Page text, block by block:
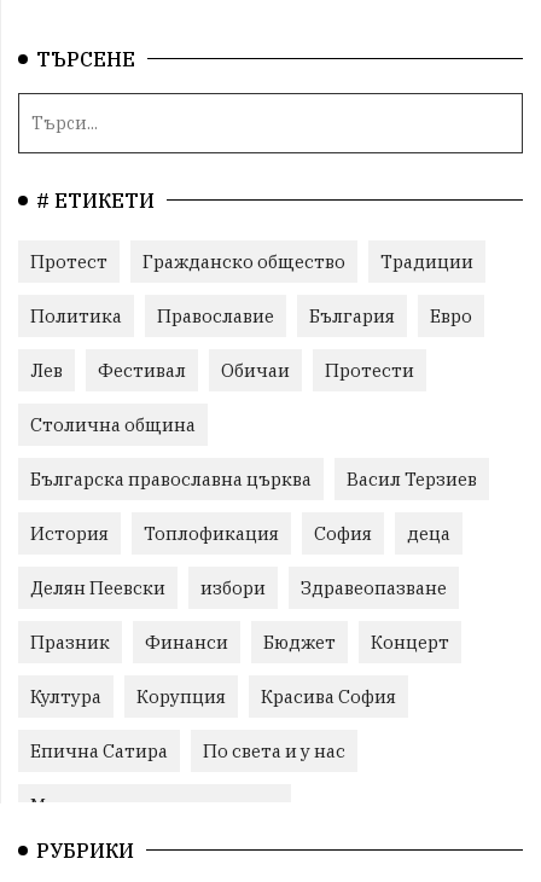
ТЪРСЕНЕ
# ЕТИКЕТИ
Протест Гражданско общество Традиции
Политика Православие България Евро
Лев Фестивал Обичаи Протести
Столична община
Българска православна църква Васил Терзиев
История Топлофикация София деца
Делян Пеевски избори Здравеопазване
Празник Финанси Бюджет Концерт
Култура Корупция Красива София
Епична Сатира По света и у нас
Международни отношения
конституционен съд
РУБРИКИ